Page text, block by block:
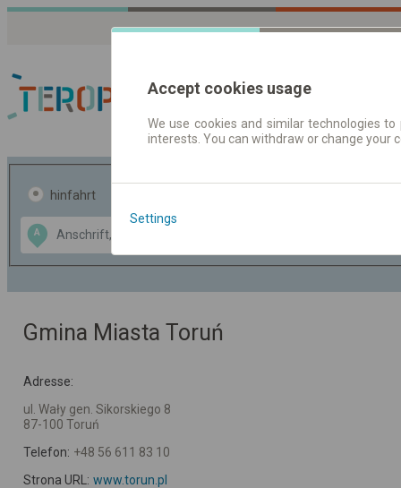
Fahrplandaten |
hinfahrt
A
Data CC-BY-SA
OpenStreetMap
GeoLite data by
Gmina Miasta Toruń
Adresse:
ul. Wały gen. Sikorskiego 8
87-100 Toruń
Telefon: +48 56 611 83 10
Strona URL: www.torun.pl
Accept cookies usage
We use cookies and similar technologies
interests. You can withdraw or change
Settings